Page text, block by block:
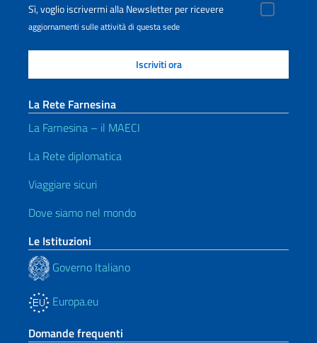
Sì, voglio iscrivermi alla Newsletter per ricevere
aggiornamenti sulle attività di questa sede
La Rete Farnesina
La Farnesina – il MAECI
La Rete diplomatica
Viaggiare sicuri
Dove siamo nel mondo
Le Istituzioni
Governo Italiano
Europa.eu
Domande frequenti